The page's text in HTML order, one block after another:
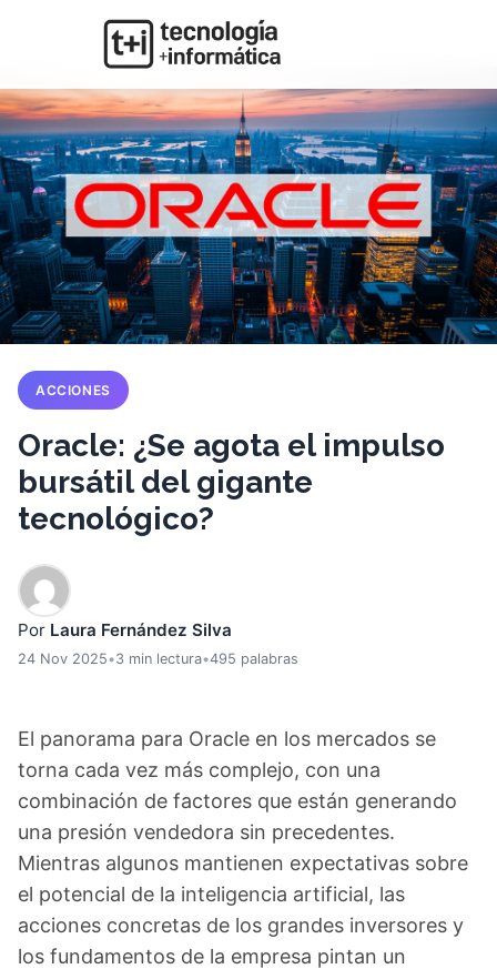
ACCIONES
Oracle: ¿Se agota el impulso
bursátil del gigante
tecnológico?
Por Laura Fernández Silva
24 Nov 2025•3 min lectura•495 palabras
El panorama para Oracle en los mercados se
torna cada vez más complejo, con una
combinación de factores que están generando
una presión vendedora sin precedentes.
Mientras algunos mantienen expectativas sobre
el potencial de la inteligencia artificial, las
acciones concretas de los grandes inversores y
los fundamentos de la empresa pintan un